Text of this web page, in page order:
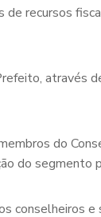
de recursos
através
do
do
conselheiros